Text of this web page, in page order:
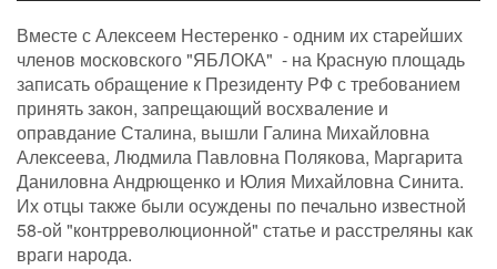
Вместе с Алексеем Нестеренко - одним их старейших
членов московского "ЯБЛОКА" - на Красную площадь
записать обращение к Президенту РФ с требованием
принять закон, запрещающий восхваление и
оправдание Сталина, вышли Галина Михайловна
Алексеева, Людмила Павловна Полякова, Маргарита
Даниловна Андрющенко и Юлия Михайловна Синита.
Их отцы также были осуждены по печально известной
58-ой "контрреволюционной" статье и расстреляны как
враги народа.